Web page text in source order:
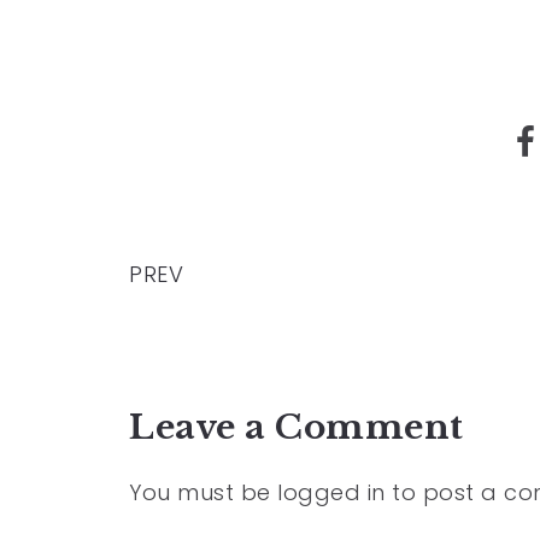
PREV
Leave a Comment
You must be logged in to post a